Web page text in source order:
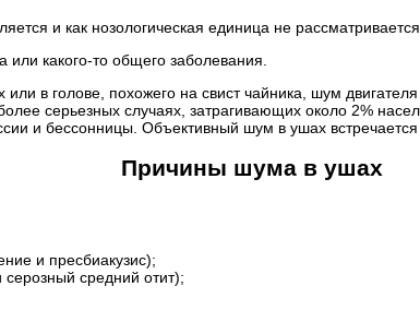
и как нозологическая единица не рассматривается.
какого-то общего заболевания.
в голове, похожего на свист чайника, шум
серьезных случаях, затрагивающих около 2%
и бессонницы. Объективный шум в ушах встречается
Причины шума в ушах
и пресбиакузис);
средний отит);